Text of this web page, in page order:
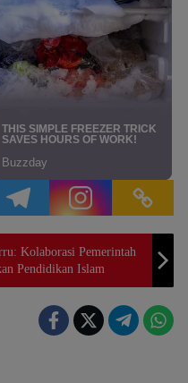
Kolaborasi Pemerintah
Pendidikan Islam